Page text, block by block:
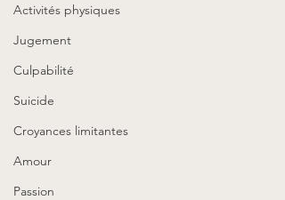
Activités physiques
Jugement
Culpabilité
Suicide
Croyances limitantes
Amour
Passion